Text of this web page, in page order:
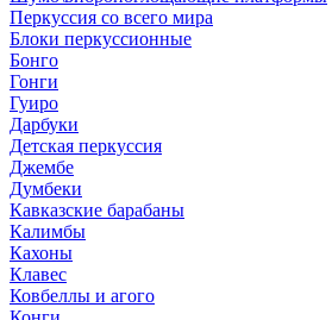
Перкуссия со всего мира
Блоки перкуссионные
Бонго
Гонги
Гуиро
Дарбуки
Детская перкуссия
Джембе
Думбеки
Кавказские барабаны
Калимбы
Кахоны
Клавес
Ковбеллы и агого